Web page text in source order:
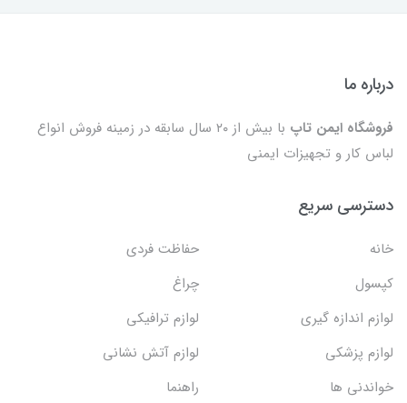
درباره ما
فروشگاه ایمن تاپ
با بیش از ۲۰ سال سابقه در زمینه فروش انواع
لباس کار و تجهیزات ایمنی
دسترسی سریع
خانه
حفاظت فردی
کپسول
چراغ
لوازم اندازه گیری
لوازم ترافیکی
لوازم پزشکی
لوازم آتش نشانی
خواندنی ها
راهنما